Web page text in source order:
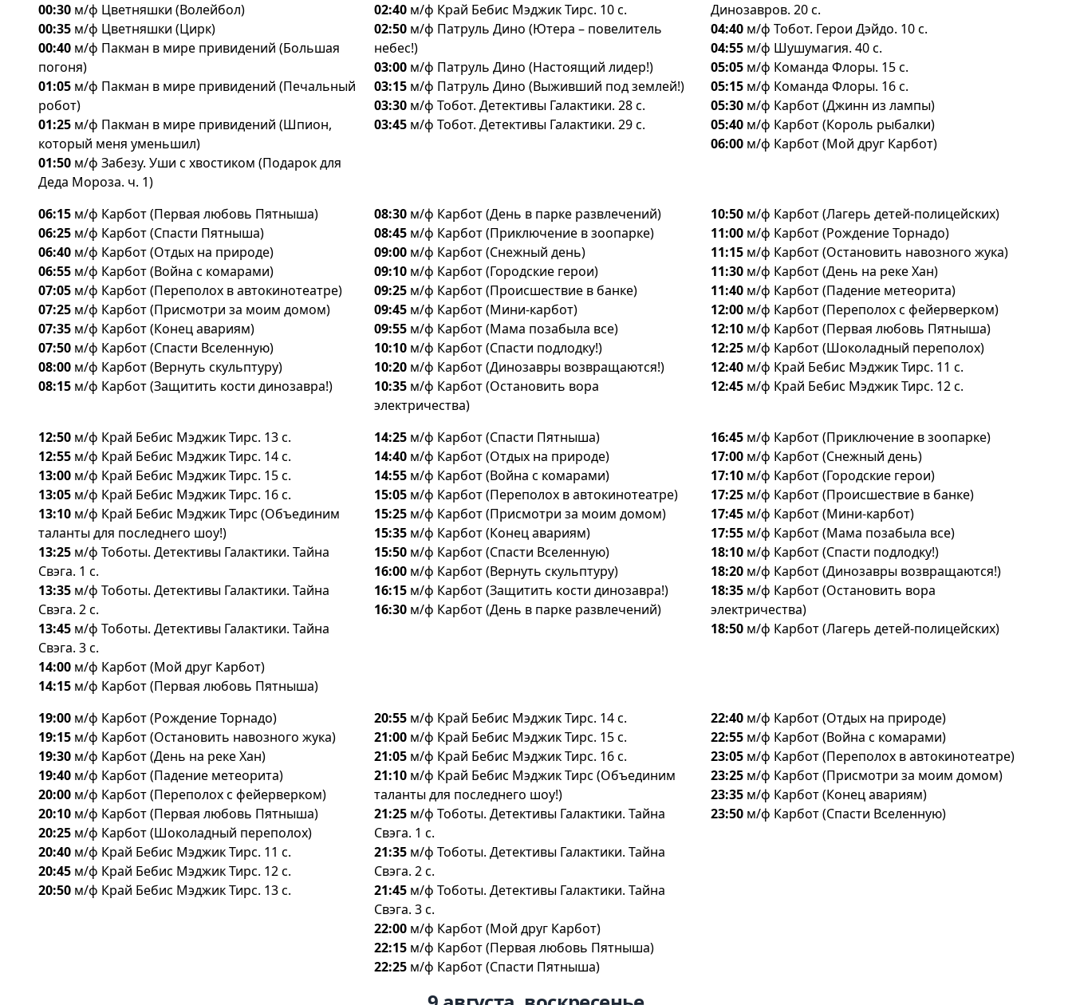
00:30 м/ф Цветняшки (Волейбол)
00:35 м/ф Цветняшки (Цирк)
00:40 м/ф Пакман в мире привидений (Большая
погоня)
01:05 м/ф Пакман в мире привидений (Печальный
робот)
01:25 м/ф Пакман в мире привидений (Шпион,
который меня уменьшил)
01:50 м/ф Забезу. Уши с хвостиком (Подарок для
Деда Мороза. ч. 1)
02:40 м/ф Край Бебис Мэджик Тирс. 10 с.
02:50 м/ф Патруль Дино (Ютера – повелитель
небес!)
03:00 м/ф Патруль Дино (Настоящий лидер!)
03:15 м/ф Патруль Дино (Выживший под землей!)
03:30 м/ф Тобот. Детективы Галактики. 28 с.
03:45 м/ф Тобот. Детективы Галактики. 29 с.
Динозавров. 20 с.
04:40 м/ф Тобот. Герои Дэйдо. 10 с.
04:55 м/ф Шушумагия. 40 с.
05:05 м/ф Команда Флоры. 15 с.
05:15 м/ф Команда Флоры. 16 с.
05:30 м/ф Карбот (Джинн из лампы)
05:40 м/ф Карбот (Король рыбалки)
06:00 м/ф Карбот (Мой друг Карбот)
06:15 м/ф Карбот (Первая любовь Пятныша)
06:25 м/ф Карбот (Спасти Пятныша)
06:40 м/ф Карбот (Отдых на природе)
06:55 м/ф Карбот (Война с комарами)
07:05 м/ф Карбот (Переполох в автокинотеатре)
07:25 м/ф Карбот (Присмотри за моим домом)
07:35 м/ф Карбот (Конец авариям)
07:50 м/ф Карбот (Спасти Вселенную)
08:00 м/ф Карбот (Вернуть скульптуру)
08:15 м/ф Карбот (Защитить кости динозавра!)
08:30 м/ф Карбот (День в парке развлечений)
08:45 м/ф Карбот (Приключение в зоопарке)
09:00 м/ф Карбот (Снежный день)
09:10 м/ф Карбот (Городские герои)
09:25 м/ф Карбот (Происшествие в банке)
09:45 м/ф Карбот (Мини-карбот)
09:55 м/ф Карбот (Мама позабыла все)
10:10 м/ф Карбот (Спасти подлодку!)
10:20 м/ф Карбот (Динозавры возвращаются!)
10:35 м/ф Карбот (Остановить вора
электричества)
10:50 м/ф Карбот (Лагерь детей-полицейских)
11:00 м/ф Карбот (Рождение Торнадо)
11:15 м/ф Карбот (Остановить навозного жука)
11:30 м/ф Карбот (День на реке Хан)
11:40 м/ф Карбот (Падение метеорита)
12:00 м/ф Карбот (Переполох с фейерверком)
12:10 м/ф Карбот (Первая любовь Пятныша)
12:25 м/ф Карбот (Шоколадный переполох)
12:40 м/ф Край Бебис Мэджик Тирс. 11 с.
12:45 м/ф Край Бебис Мэджик Тирс. 12 с.
12:50 м/ф Край Бебис Мэджик Тирс. 13 с.
12:55 м/ф Край Бебис Мэджик Тирс. 14 с.
13:00 м/ф Край Бебис Мэджик Тирс. 15 с.
13:05 м/ф Край Бебис Мэджик Тирс. 16 с.
13:10 м/ф Край Бебис Мэджик Тирс (Объединим
таланты для последнего шоу!)
13:25 м/ф Тоботы. Детективы Галактики. Тайна
Свэга. 1 с.
13:35 м/ф Тоботы. Детективы Галактики. Тайна
Свэга. 2 с.
13:45 м/ф Тоботы. Детективы Галактики. Тайна
Свэга. 3 с.
14:00 м/ф Карбот (Мой друг Карбот)
14:15 м/ф Карбот (Первая любовь Пятныша)
14:25 м/ф Карбот (Спасти Пятныша)
14:40 м/ф Карбот (Отдых на природе)
14:55 м/ф Карбот (Война с комарами)
15:05 м/ф Карбот (Переполох в автокинотеатре)
15:25 м/ф Карбот (Присмотри за моим домом)
15:35 м/ф Карбот (Конец авариям)
15:50 м/ф Карбот (Спасти Вселенную)
16:00 м/ф Карбот (Вернуть скульптуру)
16:15 м/ф Карбот (Защитить кости динозавра!)
16:30 м/ф Карбот (День в парке развлечений)
16:45 м/ф Карбот (Приключение в зоопарке)
17:00 м/ф Карбот (Снежный день)
17:10 м/ф Карбот (Городские герои)
17:25 м/ф Карбот (Происшествие в банке)
17:45 м/ф Карбот (Мини-карбот)
17:55 м/ф Карбот (Мама позабыла все)
18:10 м/ф Карбот (Спасти подлодку!)
18:20 м/ф Карбот (Динозавры возвращаются!)
18:35 м/ф Карбот (Остановить вора
электричества)
18:50 м/ф Карбот (Лагерь детей-полицейских)
19:00 м/ф Карбот (Рождение Торнадо)
19:15 м/ф Карбот (Остановить навозного жука)
19:30 м/ф Карбот (День на реке Хан)
19:40 м/ф Карбот (Падение метеорита)
20:00 м/ф Карбот (Переполох с фейерверком)
20:10 м/ф Карбот (Первая любовь Пятныша)
20:25 м/ф Карбот (Шоколадный переполох)
20:40 м/ф Край Бебис Мэджик Тирс. 11 с.
20:45 м/ф Край Бебис Мэджик Тирс. 12 с.
20:50 м/ф Край Бебис Мэджик Тирс. 13 с.
20:55 м/ф Край Бебис Мэджик Тирс. 14 с.
21:00 м/ф Край Бебис Мэджик Тирс. 15 с.
21:05 м/ф Край Бебис Мэджик Тирс. 16 с.
21:10 м/ф Край Бебис Мэджик Тирс (Объединим
таланты для последнего шоу!)
21:25 м/ф Тоботы. Детективы Галактики. Тайна
Свэга. 1 с.
21:35 м/ф Тоботы. Детективы Галактики. Тайна
Свэга. 2 с.
21:45 м/ф Тоботы. Детективы Галактики. Тайна
Свэга. 3 с.
22:00 м/ф Карбот (Мой друг Карбот)
22:15 м/ф Карбот (Первая любовь Пятныша)
22:25 м/ф Карбот (Спасти Пятныша)
22:40 м/ф Карбот (Отдых на природе)
22:55 м/ф Карбот (Война с комарами)
23:05 м/ф Карбот (Переполох в автокинотеатре)
23:25 м/ф Карбот (Присмотри за моим домом)
23:35 м/ф Карбот (Конец авариям)
23:50 м/ф Карбот (Спасти Вселенную)